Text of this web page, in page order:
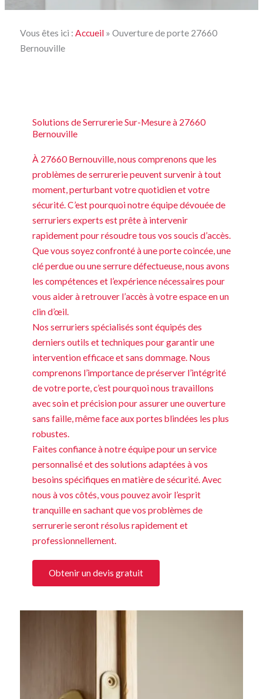
Vous êtes ici : Accueil» Ouverture de porte 27660
Bernouville
Solutions de Serrurerie Sur-Mesure à 27660
Bernouville
À 27660 Bernouville, nous comprenons que les
problèmes de serrurerie peuvent survenir à tout
moment, perturbant votre quotidien et votre
sécurité. C’est pourquoi notre équipe dévouée de
serruriers experts est prête à intervenir
rapidement pour résoudre tous vos soucis d’accès.
Que vous soyez confronté à une porte coincée, une
clé perdue ou une serrure défectueuse, nous avons
les compétences et l’expérience nécessaires pour
vous aider à retrouver l’accès à votre espace en un
clin d’œil.
Nos serruriers spécialisés sont équipés des
derniers outils et techniques pour garantir une
intervention efficace et sans dommage. Nous
comprenons l’importance de préserver l’intégrité
de votre porte, c’est pourquoi nous travaillons
avec soin et précision pour assurer une ouverture
sans faille, même face aux portes blindées les plus
robustes.
Faites confiance à notre équipe pour un service
personnalisé et des solutions adaptées à vos
besoins spécifiques en matière de sécurité. Avec
nous à vos côtés, vous pouvez avoir l’esprit
tranquille en sachant que vos problèmes de
serrurerie seront résolus rapidement et
professionnellement.
Obtenir un devis gratuit